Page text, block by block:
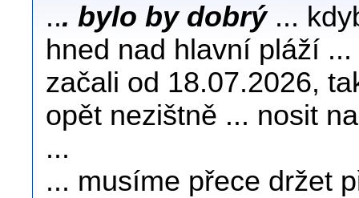
... bylo by dobrý...
hned nad hlavní pláží ...
začali od 18.07.2026,
opět nezištně ... nosit
...
... musíme přece držet